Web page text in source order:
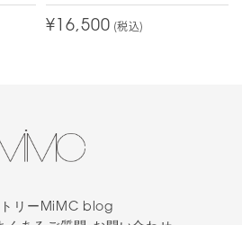
¥16,500 (税込)
リー MiMC blog